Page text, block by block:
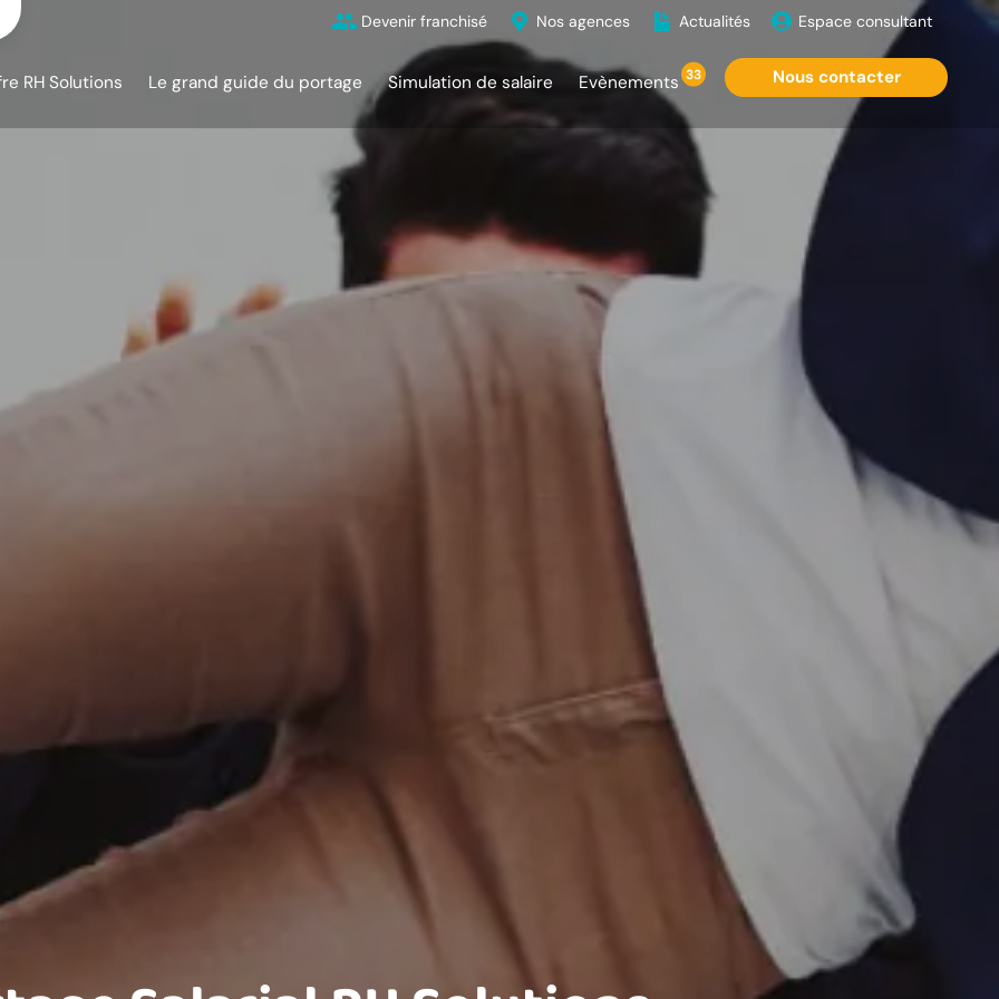
Devenir franchisé Nos agences Actualités Espace consultant
RH Solutions Le grand guide du portage Simulation de salaire Evènements 33 Nous contacter